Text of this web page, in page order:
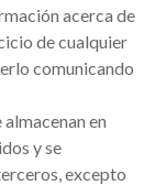
acerca de
de cualquier
comunicando
en
y se
excepto